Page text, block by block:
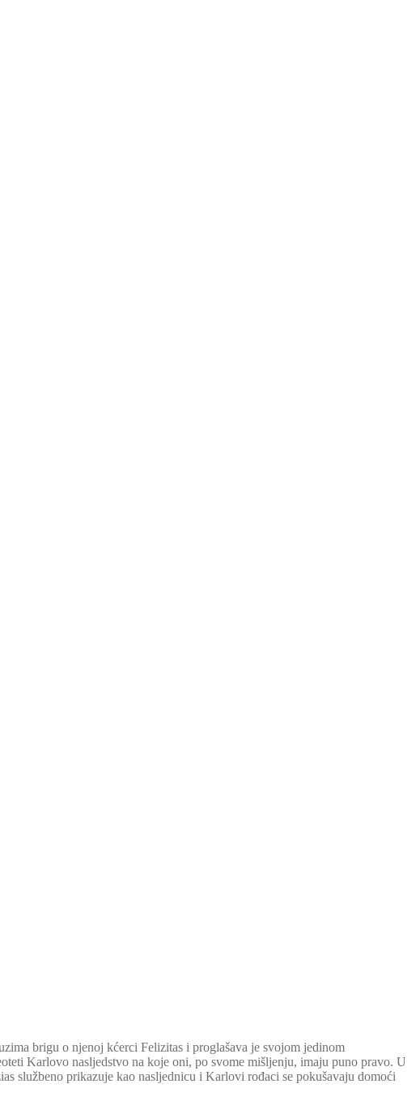
brigu o njenoj kćerci Felizitas i proglašava je svojom jedinom
Karlovo nasljedstvo na koje oni, po svome mišljenju, imaju puno pravo. U
službeno prikazuje kao nasljednicu i Karlovi rođaci se pokušavaju domoći